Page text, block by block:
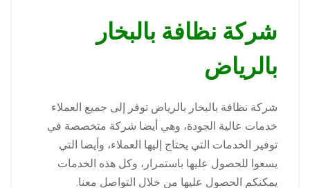
شركة نظافة بالبخار
بالرياض
شركة نظافة بالبخار بالرياض توفر إلى جميع العملاء
خدمات عالية الجودة، وهي أيضا شركة متخصصة في
توفير الخدمات التي يحتاج إليها العملاء، وأيضا التي
يسعوا للحصول عليها باستمرار، وكل هذه الخدمات
يمكنكم الحصول عليها من خلال التواصل معنا.